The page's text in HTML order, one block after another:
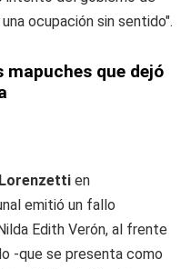
ocupación sin sentido".
mapuches que dejó
en
emitió un fallo
Edith Verón, al frente
-que se presenta como